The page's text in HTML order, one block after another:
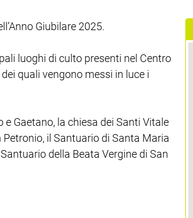
Giubilare 2025.
luoghi di culto presenti nel Centro
quali vengono messi in luce i
e Gaetano, la chiesa dei Santi Vitale
il Santuario di Santa Maria
della Beata Vergine di San